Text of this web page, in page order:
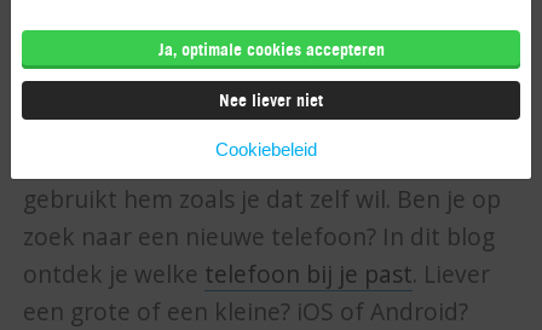
Vind je nieuwe
simlockvrije telefoon
Bij mij is elke telefoon simlockvrij. Je
gebruikt hem zoals je dat zelf wil. Ben je op
zoek naar een nieuwe telefoon? In dit blog
ontdek je welke telefoon bij je past. Liever
een grote of een kleine? iOS of Android?
Ja, optimale cookies accepteren
Nee liever niet
Cookiebeleid